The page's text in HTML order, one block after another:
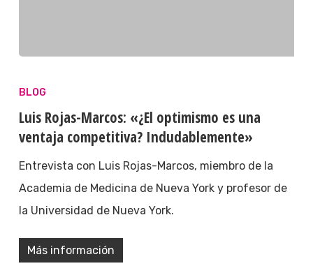
BLOG
Luis Rojas-Marcos: «¿El optimismo es una
ventaja competitiva? Indudablemente»
Entrevista con Luis Rojas-Marcos, miembro de la
Academia de Medicina de Nueva York y profesor de
la Universidad de Nueva York.
Más información